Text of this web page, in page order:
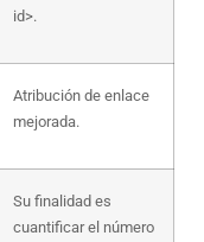
id>.
Atribución de enlace
mejorada.
Su finalidad es
cuantificar el número